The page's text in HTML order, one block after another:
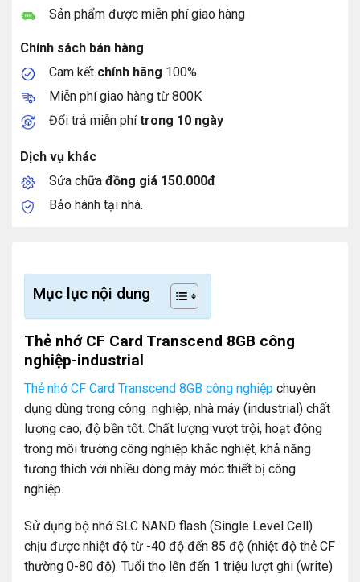
Sản phẩm được miễn phí giao hàng
Chính sách bán hàng
Cam kết chính hãng 100%
Miễn phí giao hàng từ 800K
Đổi trả miễn phítrong 10 ngày
Dịch vụ khác
Sửa chữa đồng giá 150.000đ
Bảo hành tại nhà.
Mục lục nội dung
Thẻ nhớ CF Card Transcend 8GB công
nghiệp-industrial
Thẻ nhớ CF Card Transcend 8GB công nghiệp chuyên
dụng dùng trong công nghiệp, nhà máy (industrial) chất
lượng cao, độ bền tốt. Chất lượng vượt trội, hoạt động
trong môi trường công nghiệp khắc nghiệt, khả năng
tương thích với nhiều dòng máy móc thiết bị công
nghiệp.
Sử dụng bộ nhớ SLC NAND flash (Single Level Cell)
chịu được nhiệt độ từ -40 độ đến 85 độ (nhiệt độ thẻ CF
thường 0-80 độ). Tuổi thọ lên đến 1 triệu lượt ghi (write)